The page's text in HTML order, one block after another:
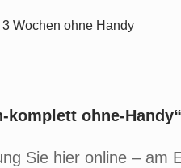
Wochen ohne Handy
komplett ohne-
Sie hier online – am